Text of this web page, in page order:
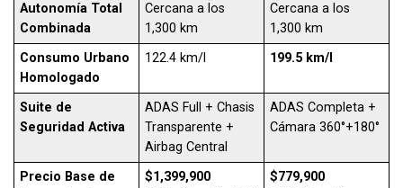
Autonomía Total
Combinada
Cercana a los
1,300 km
Cercana a los
1,300 km
Consumo Urbano
Homologado
122.4 km/l 199.5 km/l
Suite de
Seguridad Activa
ADAS Full + Chasis
Transparente +
Airbag Central
ADAS Completa +
Cámara 360°+180°
Precio Base de
$1,399,900
$779,900